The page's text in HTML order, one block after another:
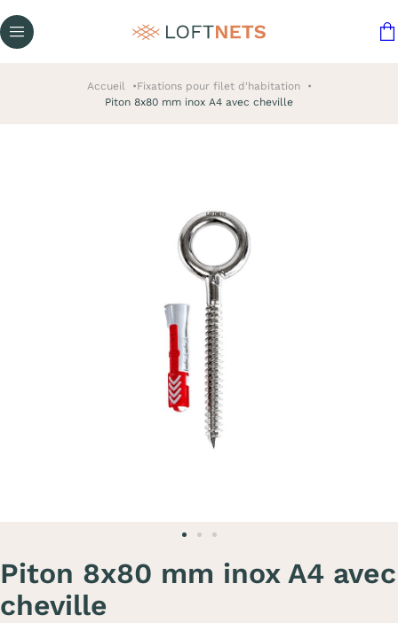
Accueil
Fixations pour filet d'habitation
Piton 8x80 mm inox A4 avec cheville
Piton 8x80 mm inox A4 avec
cheville